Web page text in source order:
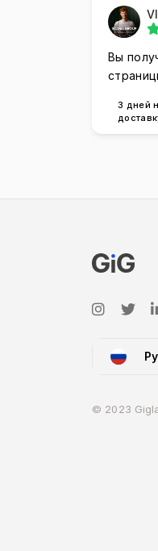
Вы
3 дней
© 2023